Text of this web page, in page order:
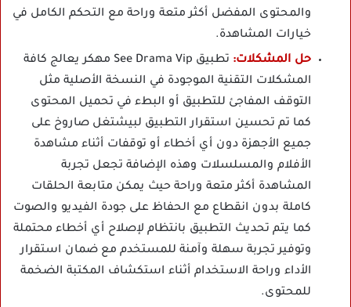
والمحتوى المفضل أكثر متعة وراحة مع التحكم الكامل في
خيارات المشاهدة.
حل المشكلات:
تطبيق See Drama Vip مهكر يعالج كافة
المشكلات التقنية الموجودة في النسخة الأصلية مثل
التوقف المفاجئ للتطبيق أو البطء في تحميل المحتوى
كما تم تحسين استقرار التطبيق لبيشتغل صاروخ على
جميع الأجهزة دون أي أخطاء أو توقفات أثناء مشاهدة
الأفلام والمسلسلات وهذه الإضافة تجعل تجربة
المشاهدة أكثر متعة وراحة حيث يمكن متابعة الحلقات
كاملة بدون انقطاع مع الحفاظ على جودة الفيديو والصوت
كما يتم تحديث التطبيق بانتظام لإصلاح أي أخطاء محتملة
وتوفير تجربة سهلة وآمنة للمستخدم مع ضمان استقرار
الأداء وراحة الاستخدام أثناء استكشاف المكتبة الضخمة
للمحتوى.